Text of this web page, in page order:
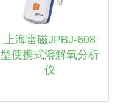
上海雷磁JPBJ-608
型便携式溶解氧分析
仪